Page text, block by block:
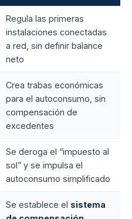
Regula las primeras
instalaciones conectadas
a red, sin definir balance
neto
Crea trabas económicas
para el autoconsumo, sin
compensación de
excedentes
Se deroga el “impuesto al
sol” y se impulsa el
autoconsumo simplificado
Se establece el sistema